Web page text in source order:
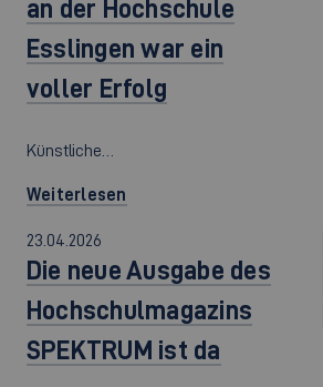
an der Hochschule
Esslingen war ein
voller Erfolg
Künstliche…
Weiterlesen
23.04.2026
Die neue Ausgabe des
Hochschulmagazins
SPEKTRUM ist da